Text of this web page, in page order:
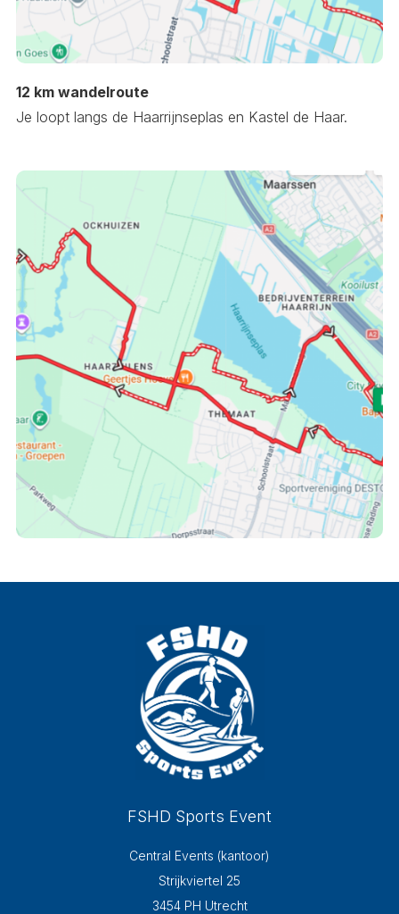
12 km wandelroute
Je loopt langs de Haarrijnseplas en Kastel de Haar.
FSHD Sports Event
Central Events (kantoor)
Strijkviertel 25
3454 PH Utrecht